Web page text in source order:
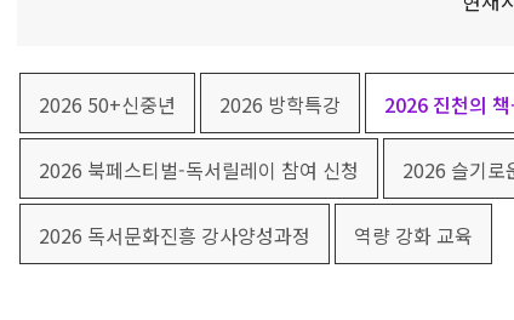
2026 50+신중년 2026 방학특강 2026 진천의
2026 북페스티벌-독서릴레이 참여 신청 2026 슬기로
2026 독서문화진흥 강사양성과정 역량 강화 교육